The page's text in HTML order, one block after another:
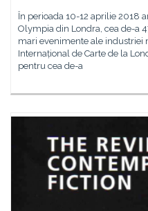
Ȋn perioada 10-12 aprilie 2018
Olympia din Londra, cea de-a
mari evenimente ale industriei
Internațional de Carte de la
pentru cea de-a